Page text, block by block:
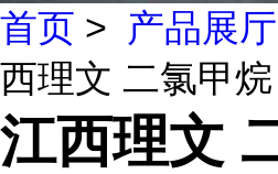
首页 > 产品展厅
西理文 二氯甲烷
江西理文